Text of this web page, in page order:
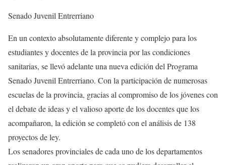
Senado Juvenil Entrerriano
En un contexto absolutamente diferente y complejo para los
estudiantes y docentes de la provincia por las condiciones
sanitarias, se llevó adelante una nueva edición del Programa
Senado Juvenil Entrerriano. Con la participación de numerosas
escuelas de la provincia, gracias al compromiso de los jóvenes con
el debate de ideas y el valioso aporte de los docentes que los
acompañaron, la edición se completó con el análisis de 138
proyectos de ley.
Los senadores provinciales de cada uno de los departamentos